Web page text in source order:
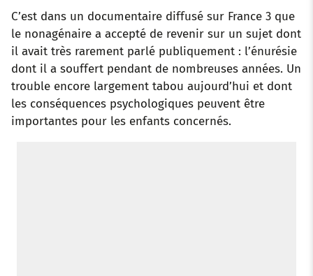
C’est dans un documentaire diffusé sur France 3 que
le nonagénaire a accepté de revenir sur un sujet dont
il avait très rarement parlé publiquement : l’énurésie
dont il a souffert pendant de nombreuses années. Un
trouble encore largement tabou aujourd’hui et dont
les conséquences psychologiques peuvent être
importantes pour les enfants concernés.